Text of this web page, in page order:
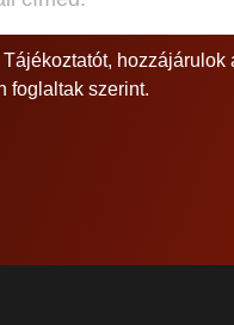
, hozzájárulok
foglaltak szerint.